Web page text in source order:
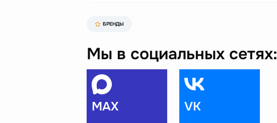
БРЕНДЫ
Мы в социальных сетях:
MAX VK